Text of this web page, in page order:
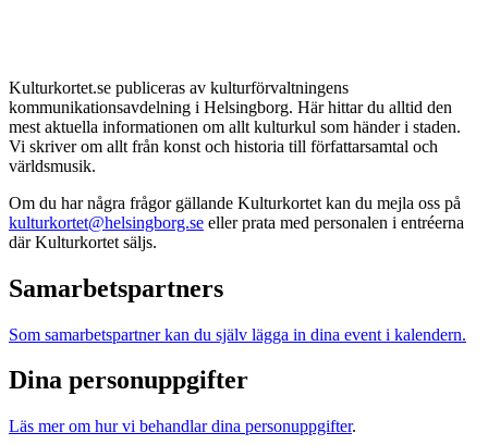
Kulturkortet.se publiceras av kulturförvaltningens
kommunikationsavdelning i Helsingborg. Här hittar du alltid den
mest aktuella informationen om allt kulturkul som händer i staden.
Vi skriver om allt från konst och historia till författarsamtal och
världsmusik.
Om du har några frågor gällande Kulturkortet kan du mejla oss på
kulturkortet@helsingborg.se eller prata med personalen i entréerna
där Kulturkortet säljs.
Samarbetspartners
Som samarbetspartner kan du själv lägga in dina event i kalendern.
Dina personuppgifter
Läs mer om hur vi behandlar dina personuppgifter.